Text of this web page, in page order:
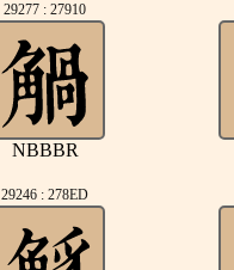
29277 : 27910
NBBBR
29246 : 278ED